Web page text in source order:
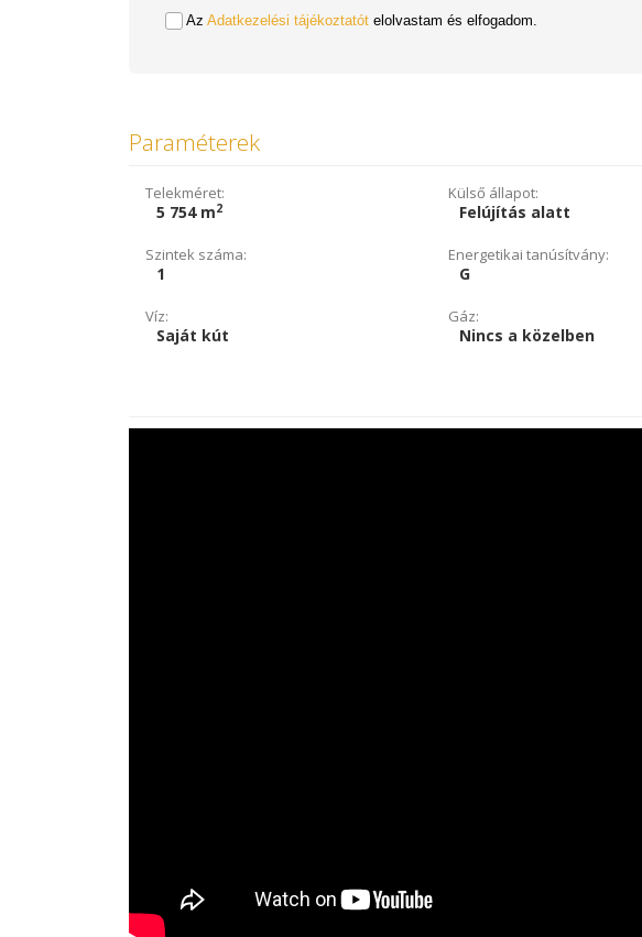
Az Adatkezelési tájékoztatót elolvastam és elfogadom.
Paraméterek
Telekméret:
5 754 m2
Külső állapot:
Felújítás alatt
Szintek száma:
1
Energetikai tanúsítvány:
G
Víz:
Saját kút
Gáz:
Nincs a közelben